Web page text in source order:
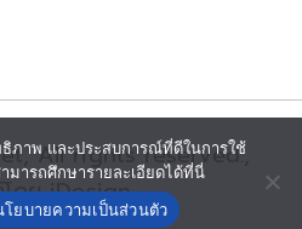
All rights reserved.,
โดย iDesign
ภาพ และประสบการณ์ที่ดีในการใช้
ารถศึกษารายละเอียดได้ที่นี่
โยบายความเป็นส่วนตัว